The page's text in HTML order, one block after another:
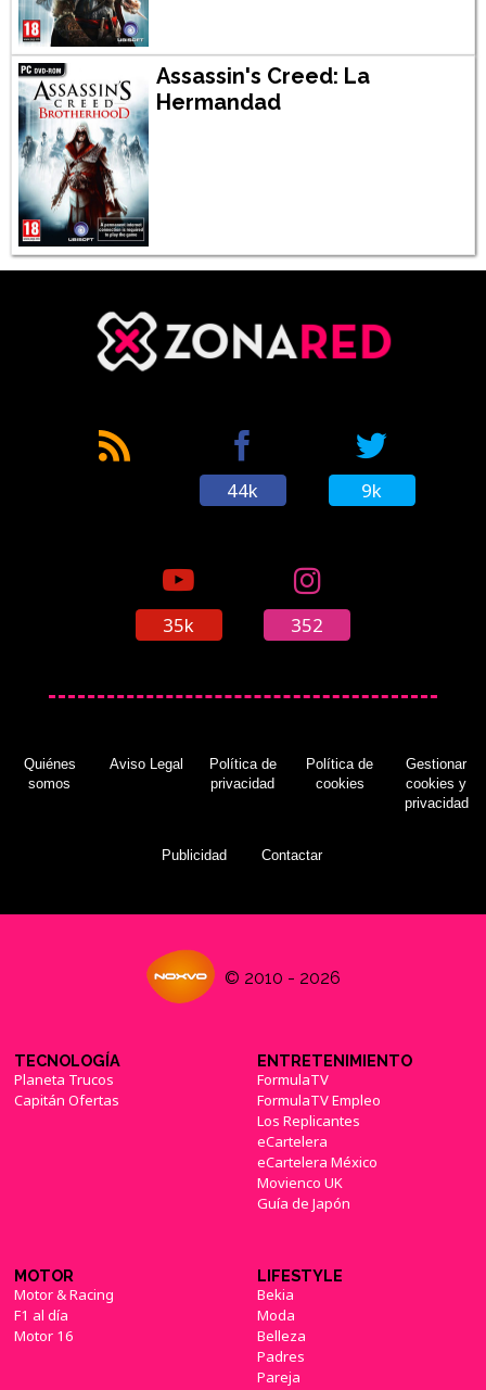
Assassin's Creed: La
Hermandad
44k 9k
35k 352
Quiénes
somos
Aviso Legal
Política de
privacidad
Política de
cookies
Gestionar
cookies y
privacidad
Publicidad Contactar
© 2010 - 2026
TECNOLOGÍA
Planeta Trucos
Capitán Ofertas
ENTRETENIMIENTO
FormulaTV
FormulaTV Empleo
Los Replicantes
eCartelera
eCartelera México
Movienco UK
Guía de Japón
MOTOR
Motor & Racing
F1 al día
Motor 16
LIFESTYLE
Bekia
Moda
Belleza
Padres
Pareja